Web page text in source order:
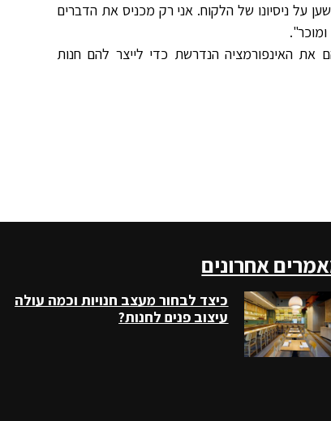
על ניסיונו של הלקוח. אני רק מכניס את הדברים
את האינפורמציה הנדרשת כדי לייצר להם חנות
אחרונים
כיצד לבחור מעצב חנויות וכמה עולה
עיצוב פנים לחנות?